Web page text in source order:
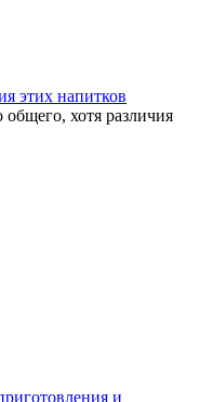
этих напитков
хотя различия
и